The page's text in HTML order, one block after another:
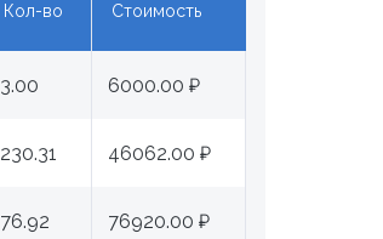
Кол-во Стоимость
3.00 6000.00 ₽
230.31 46062.00 ₽
76.92 76920.00 ₽